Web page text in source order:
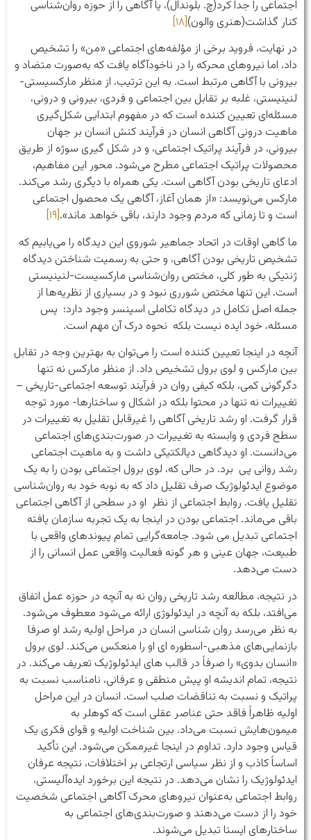
اجتماعی را جدا کرد(چ. بلوندال)، یا آگاهی را از حوزه روان‌شناسی
کنار گذاشت(هنری والون)[۱۸]
در نهایت، فروید برخی از مؤلفه‌های اجتماعی «من» را تشخیص
داد، اما نیروهای محرکه را در ناخودآگاه یافت که به‌صورت متضاد و
بیرونی با آگاهی مرتبط است. به این ترتیب، از منظر مارکسیستی-
لنینیستی، غلبه بر تقابل بین اجتماعی و فردی، بیرونی و درونی،
مسئله‌ای تعیین کننده است که در مفهوم ابتدایی شکل‌گیری
ماهیت درونی آگاهی انسان در فرآیند کنش انسان بر جهان
بیرونی، در فرآیند پراتیک اجتماعی، و در شکل گیری سوژه از طریق
محصولات پراتیک اجتماعی مطرح می‌شود. محور این مفاهیم،
ادعای تاریخی بودن آگاهی است. یکی همراه با دیگری رشد می‌کند.
مارکس می‌نویسد: «از همان آغاز، آگاهی یک محصول اجتماعی
است و تا زمانی که مردم وجود دارند، باقی خواهد ماند».[۱۹]
ما گاهی اوقات در اتحاد جماهیر شوروی این دیدگاه را می‌یابیم که
تشخیص تاریخی بودن آگاهی، و حتی به رسمیت شناختن دیدگاه
ژنتیکی به طور کلی، مختص روان‌شناسی مارکسیست-لنینیستی
است. این تنها مختص شورری نبود و در بسیاری از نظریه‌ها از
جمله اصل تکامل در دیدگاه تکاملی اسپنسر وجود دارد؛ پس
مسئله، خود ایده نیست بلکه نحوه درک آن مهم است.
آنچه در اینجا تعیین کننده است را می‌توان به بهترین وجه در تقابل
بین مارکس و لوی برول تشخیص داد. از منظر مارکس نه تنها
دگرگونی کمی، بلکه کیفی روان در فرآیند توسعه اجتماعی-تاریخی –
تغییرات نه تنها در محتوا بلکه در اشکال و ساختارها- مورد توجه
قرار گرفت. او رشد تاریخی آگاهی را غیرقابل تقلیل به تغییرات در
سطح فردی و وابسته به تغییرات در صورت‌بندی‌های اجتماعی
می‌دانست. او دیدگاهی دیالکتیکی داشت و به ماهیت اجتماعی
رشد روانی پی برد. در حالی که، لوی برول اجتماعی بودن را به یک
موضوع ایدئولوژیک صرف تقلیل داد که به نوبه خود به روان‌شناسی
تقلیل یافت. روابط اجتماعی از نظر او در سطحی از آگاهی اجتماعی
باقی می‌ماند. اجتماعی بودن در اینجا به یک تجربه سازمان یافته
اجتماعی تبدیل می شود. جامعه‌گرایی تمام پیوندهای واقعی با
طبیعت، جهان عینی و هر گونه فعالیت واقعی عمل انسانی را از
دست می‌دهد.
در نتیجه، مطالعه رشد تاریخی روان نه به آنچه در حوزه عمل اتفاق
می‌افتد، بلکه به آنچه در ایدئولوژی ارائه می‌شود معطوف می‌شود.
به نظر می‌رسد روان شناسی انسان در مراحل اولیه رشد او صرفا
بازنمایی‌های مذهبی-اسطوره ای او را منعکس می‌کند. لوی برول
«انسان بدوی» را صرفاً در قالب های ایدئولوژیک تعریف می‌کند. در
نتیجه، تمام اندیشه او پیش منطقی و عرفانی، نامناسب نسبت به
پراتیک و نسبت به تناقضات صلب است. انسان در این مراحل
اولیه ظاهراً فاقد حتی عناصر عقلی است که کوهلر به
میمون‌هایش نسبت می‌داد. بین شناخت اولیه و قوای فکری یک
قیاس وجود دارد. تداوم در اینجا غیرممکن می‌شود. این تأکید
اساساً کاذب و از نظر سیاسی ارتجاعی بر اختلافات، نتیجه عرفان
ایدئولوژیک را نشان می‌دهد. در نتیجه این برخورد ایده‌آلیستی،
روابط اجتماعی به‌عنوان نیروهای محرک آگاهی اجتماعی شخصیت
خود را از دست می‌دهند و صورت‌بندی‌های اجتماعی به
ساختارهای ایستا تبدیل می‌شوند.